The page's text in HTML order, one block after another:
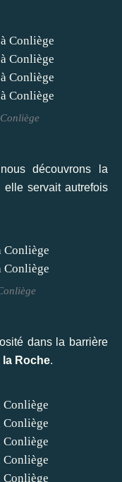
découvrons la
elle servait autrefois
dans la barrière
la Roche.